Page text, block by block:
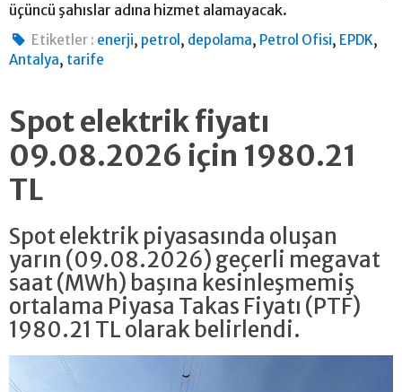
üçüncü şahıslar adına hizmet alamayacak.
Etiketler : enerji, petrol , depolama, Petrol Ofisi, EPDK,
Antalya, tarife
Spot elektrik fiyatı
09.08.2026 için 1980.21
TL
Spot elektrik piyasasında oluşan
yarın (09.08.2026) geçerli megavat
saat (MWh) başına kesinleşmemiş
ortalama Piyasa Takas Fiyatı (PTF)
1980.21 TL olarak belirlendi.